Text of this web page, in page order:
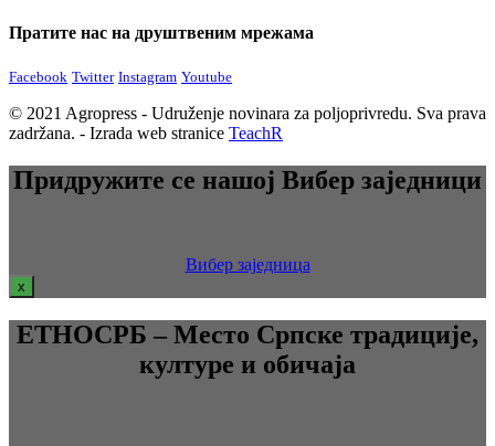
Пратите нас на друштвеним мрежама
Facebook Twitter Instagram Youtube
© 2021 Agropress - Udruženje novinara za poljoprivredu. Sva prava
zadržana. - Izrada web stranice TeachR
Придружите се нашој Вибер заједници
Вибер заједница
x
ЕТНОСРБ – Место Српске традиције,
културе и обичаја